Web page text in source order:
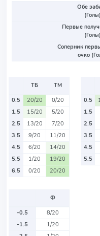
Обе
(Голы)
Первые
(Голы)
Соперник
очко
ТБ
ТМ
0.5
20/20
0/20
1.5
15/20
5/20
2.5
13/20
7/20
3.5
9/20
11/20
4.5
6/20
14/20
5.5
1/20
19/20
6.5
0/20 20/20
0.5
1.5
2.5
3.5
4.5
5.5
Ф
-0.5
8/20
-1.5
1/20